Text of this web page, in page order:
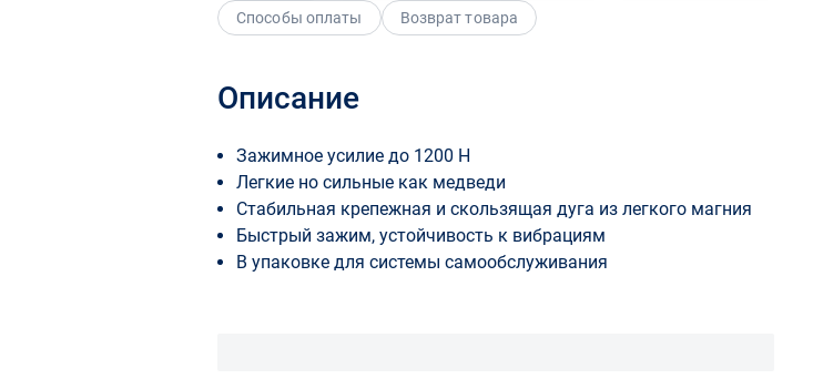
Способы оплаты
Возврат товара
Описание
Зажимное усилие до 1200 Н
Легкие нo сильные как медведи
Стабильная крепежная и скользящая дуга из легкого магния
Быстрый зажим, устойчивость к вибрациям
В упаковке для системы самообслуживания